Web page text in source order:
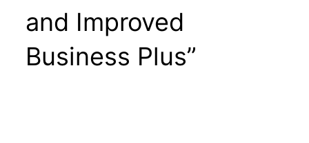
and Improved
Business Plus”